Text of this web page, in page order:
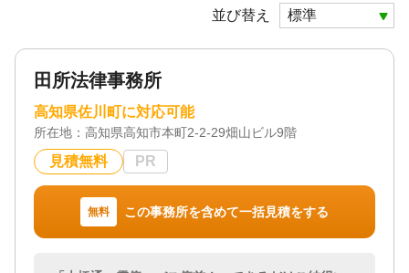
並び替え
田所法律事務所
高知県佐川町に対応可能
所在地： 高知県高知市本町2-2-29畑山ビル9階
見積無料 PR
無料 この事務所を含めて一括見積をする